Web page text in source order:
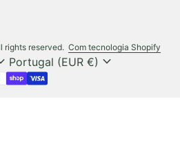
rights reserved. Com tecnologia Shopify
Portugal (EUR €) expand_more